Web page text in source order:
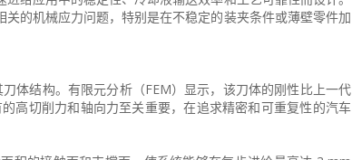
的机械应力问题，特别是在不稳定的装夹条件或薄壁零件加
体结构。有限元分析（FEM）显示，该刀体的刚性比上一代
高切削力和轴向力至关重要，在追求精密和可重复性的汽车